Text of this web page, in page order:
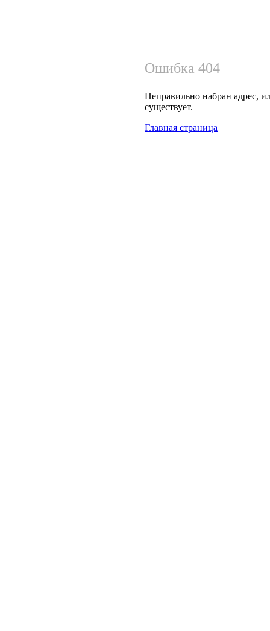
Ошибка 404
Неправильно набран адрес,
существует.
Главная страница